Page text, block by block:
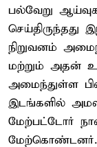
பல்வேறு
செய்திருந்தது
நிறுவனம்
மற்றும் அதன்
அமைந்துள்ள
இடங்களில்
மேற்பட்டோர்